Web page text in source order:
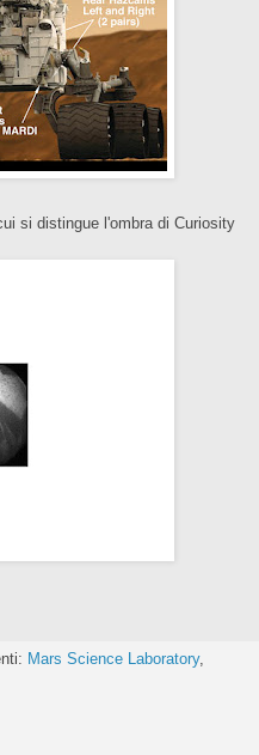
si distingue l'ombra di Curiosity
Mars Science Laboratory,